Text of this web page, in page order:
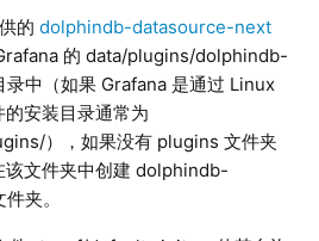
instance
__address__
192.168.100.44:8000 #
'dolphindb_exporter_44' #
[192.168.100.44:8000] # 需要修改
的 dolphindb-datasource-next
的 data/plugins/dolphindb-
中（如果 Grafana 是通过 Linux
安装目录通常为
），如果没有 plugins 文件夹
该文件夹中创建 dolphindb-
夹。